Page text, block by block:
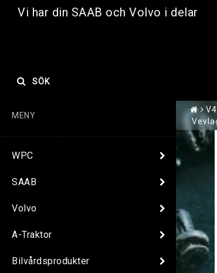
Vi har din SAAB och Volvo i delar
SÖK
MENY
WPC
SAAB
Volvo
A-Traktor
Bilvårdsprodukter